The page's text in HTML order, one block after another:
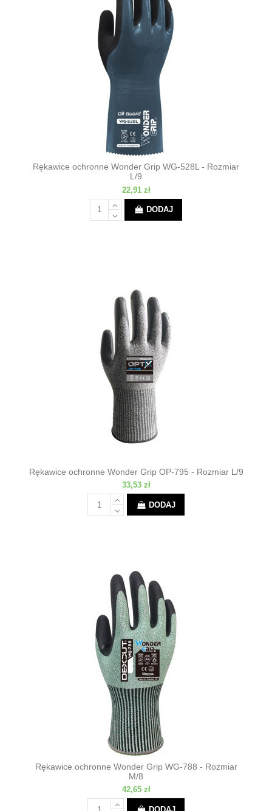
Rękawice ochronne Wonder Grip WG-528L - Rozmiar
L/9
22,91 zł
DODAJ
Rękawice ochronne Wonder Grip OP-795 - Rozmiar L/9
33,53 zł
DODAJ
Rękawice ochronne Wonder Grip WG-788 - Rozmiar
M/8
42,65 zł